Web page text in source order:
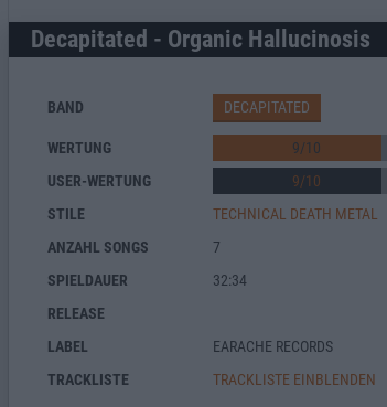
Decapitated - Organic Hallucinosis
BAND DECAPITATED
WERTUNG 9/10
USER-WERTUNG
9/10
STILE
TECHNICAL DEATH METAL
ANZAHL SONGS
7
SPIELDAUER
32:34
RELEASE
LABEL
EARACHE RECORDS
TRACKLISTE
TRACKLISTE EINBLENDEN